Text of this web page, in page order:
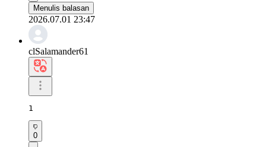
Menulis balasan
2026.07.01 23:47
clSalamander61
1
0